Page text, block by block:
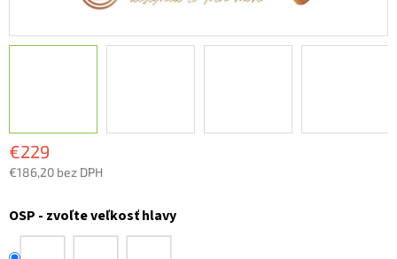
€229
€186,20 bez DPH
cena:
OSP - zvoľte veľkosť hlavy